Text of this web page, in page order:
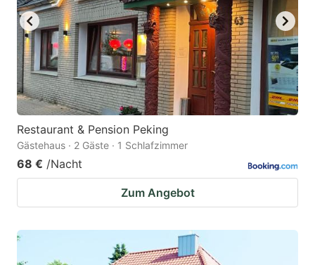
Restaurant & Pension Peking
Gästehaus · 2 Gäste · 1 Schlafzimmer
68 € /Nacht
Zum Angebot